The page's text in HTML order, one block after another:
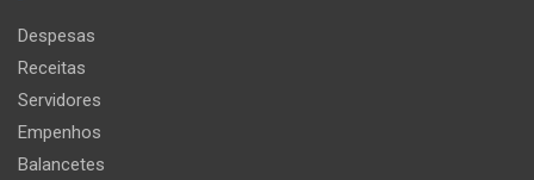
Despesas
Receitas
Servidores
Empenhos
Balancetes